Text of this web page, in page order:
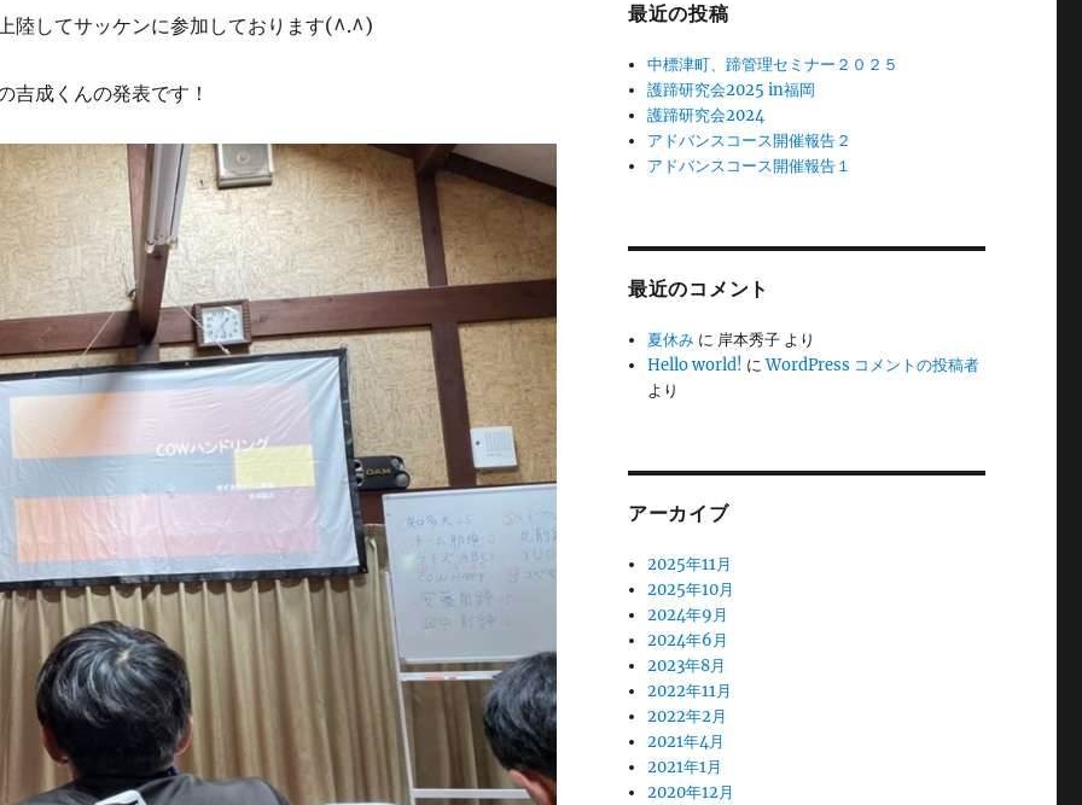
陸してサッケンに参加しております(^.^)
吉成くんの発表です！
最近の投稿
中標津町、蹄管理セミナー２０２５
護蹄研究会2025 in福岡
護蹄研究会2024
アドバンスコース開催報告２
アドバンスコース開催報告１
最近のコメント
夏休み に 岸本秀子 より
Hello world! にWordPress コメントの投稿者
より
アーカイブ
2025年11月
2025年10月
2024年9月
2024年6月
2023年8月
2022年11月
2022年2月
2021年4月
2021年1月
2020年12月